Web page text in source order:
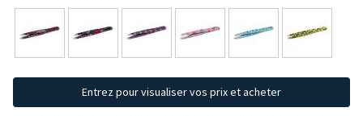
Entrez pour visualiser vos prix et acheter